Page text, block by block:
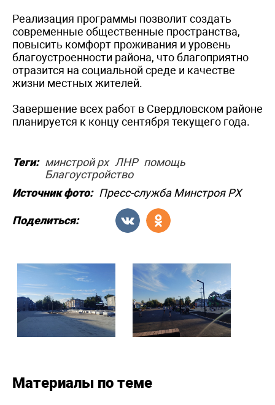
Реализация программы позволит создать
современные общественные пространства,
повысить комфорт проживания и уровень
благоустроенности района, что благоприятно
отразится на социальной среде и качестве
жизни местных жителей.
Завершение всех работ в Свердловском районе
планируется к концу сентября текущего года.
Теги: минстрой рх ЛНР помощь
Благоустройство
Источник фото: Пресс-служба Минстроя РХ
Поделиться:
Материалы по теме